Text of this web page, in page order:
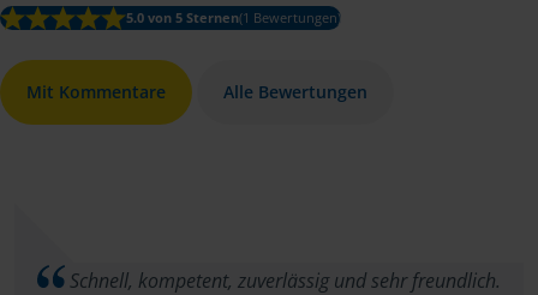
5.0 von 5 Sternen(1 Bewertungen)
Mit Kommentare Alle Bewertungen
Schnell, kompetent, zuverlässig und sehr freundlich.